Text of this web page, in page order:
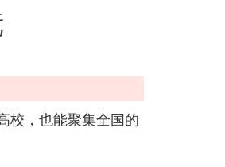
校，也能聚集全国的